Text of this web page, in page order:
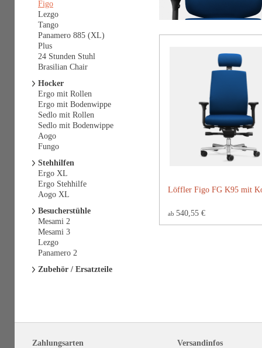
Löffler Figo FG K95 mit
ab 540,55 €
Figo
Lezgo
Tango
Panamero 885 (XL)
Plus
24 Stunden Stuhl
Brasilian Chair
Hocker
Ergo mit Rollen
Ergo mit Bodenwippe
Sedlo mit Rollen
Sedlo mit Bodenwippe
Aogo
Fungo
Stehhilfen
Ergo XL
Ergo Stehhilfe
Aogo XL
Besucherstühle
Mesami 2
Mesami 3
Lezgo
Panamero 2
Zubehör / Ersatzteile
Zahlungsarten Versandinfos